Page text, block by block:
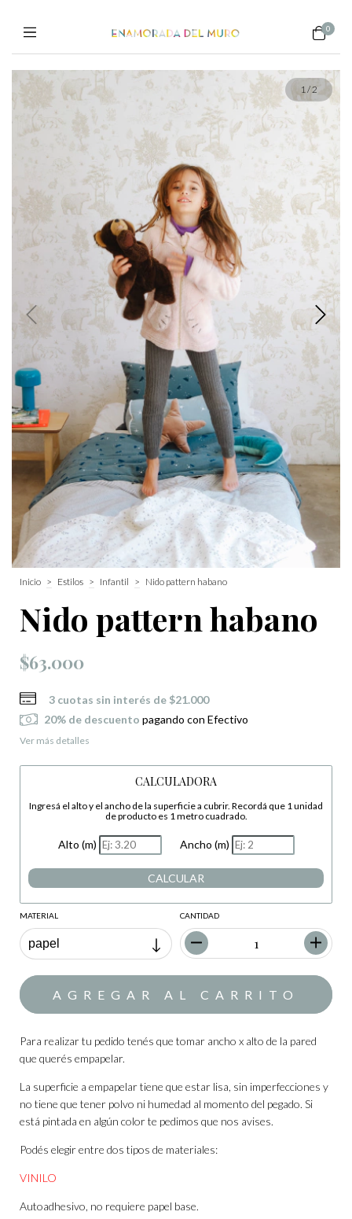
0
1/2
Inicio > Estilos > Infantil > Nido pattern habano
Nido pattern habano
$63.000
3 cuotas sin interés de $21.000
20% de descuento pagando con Efectivo
Ver más detalles
CALCULADORA
Ingresá el alto y el ancho de la superficie a cubrir. Recordá que 1 unidad
de producto es 1 metro cuadrado.
Alto (m) Ancho (m)
CALCULAR
MATERIAL CANTIDAD
Para realizar tu pedido tenés que tomar ancho x alto de la pared
que querés empapelar.
La superficie a empapelar tiene que estar lisa, sin imperfecciones y
no tiene que tener polvo ni humedad al momento del pegado. Si
está pintada en algún color te pedimos que nos avises.
Podés elegir entre dos tipos de materiales:
VINILO
Autoadhesivo, no requiere papel base.